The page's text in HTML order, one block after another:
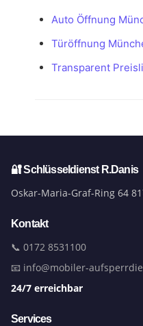
Auto Öffnung
Türöffnung
Transparent
🔐 Schlüsseldienst R.Danis
Oskar-Maria-Graf-Ring 64
Kontakt
📞 0172 8531100
📧 info@mobiler-
24/7 erreichbar
Services